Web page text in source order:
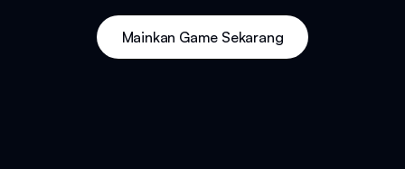
Mainkan Game Sekarang